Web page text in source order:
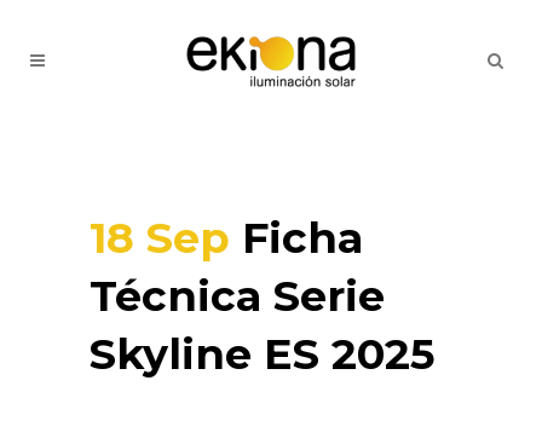
18 Sep Ficha
Técnica Serie
Skyline ES 2025